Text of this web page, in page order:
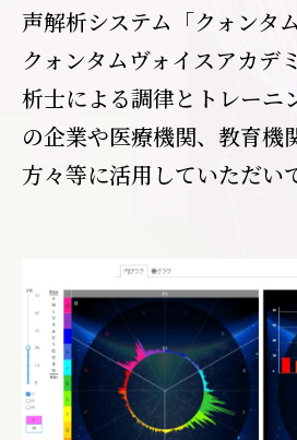
声解析システム「クォンタ
クォンタムヴォイスアカデ
析士による調律とトレーニ
の企業や医療機関、教育機
方々等に活用していただい